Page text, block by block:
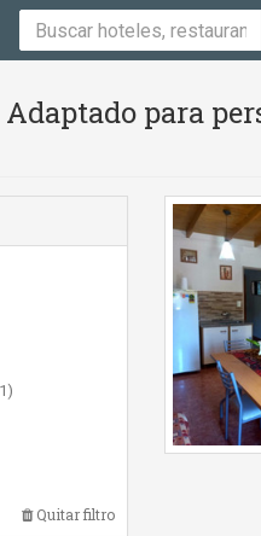
para
Quitar filtro